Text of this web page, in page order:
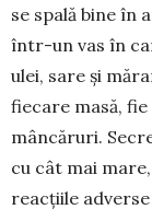
se spa­lă bine în
în­tr-un vas în
ulei, sare și
fie­care masă,
mâncă­ruri.
cu cât mai
reacțiile